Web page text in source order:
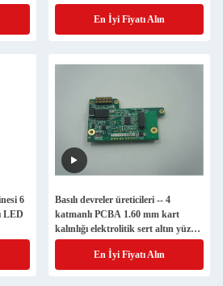
kullanılır
En İyi Fiyatı Alın
6
LED
Basılı devreler üreticileri -- 4
katmanlı PCBA 1.60 mm kart
kalınlığı elektrolitik sert altın yüzey
tedavisi
En İyi Fiyatı Alın